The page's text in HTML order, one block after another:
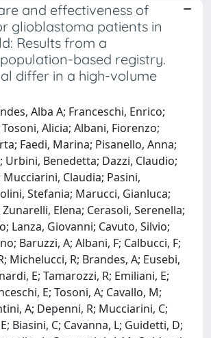
and effectiveness of
glioblastoma patients in
Results from a
based registry.
differ in a high-volume
Alba A; Franceschi, Enrico;
Alicia; Albani, Fiorenzo;
Faedi, Marina; Pisanello, Anna;
Urbini, Benedetta; Dazzi, Claudio;
Mucciarini, Claudia; Pasini,
Stefania; Marucci, Gianluca;
Elena; Cerasoli, Serenella;
Lanza, Giovanni; Cavuto, Silvio;
Baruzzi, A; Albani, F; Calbucci, F;
Michelucci, R; Brandes, A; Eusebi,
E; Tamarozzi, R; Emiliani, E;
E; Tosoni, A; Cavallo, M;
A; Depenni, R; Mucciarini, C;
Biasini, C; Cavanna, L; Guidetti, D;